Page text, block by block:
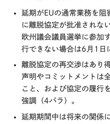
延期がEUの通常業務を
に離脱協定が批准されな
欧州議会議員選挙に参加
行できない場合は6月1日
離脱協定の再交渉はあり
声明やコミットメントは
こと、および協定の履行
強調（4パラ）。
延期期間中は将来の関係